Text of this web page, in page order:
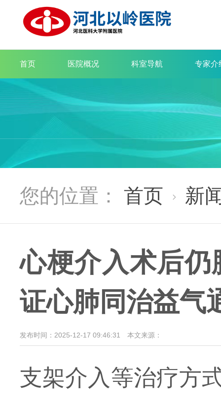
首页 医院概况 科室导航 专家介
您的位置： 首页  新
心梗介入术后
证心肺同治益气
发布时间：2025-12-17 09:46:31 本文来源：
支架介入等治疗方